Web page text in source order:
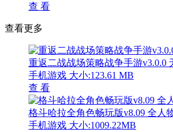
查 看
查看更多
重返二战战场策略战争手游v3.0.0
手机游戏 大小:123.61 MB
查 看
格斗哈拉全角色畅玩版v8.09 全人
手机游戏 大小:1009.22MB